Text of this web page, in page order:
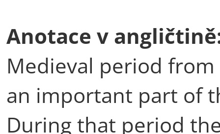
Anotace v
Medieval period
an important part of
During that period